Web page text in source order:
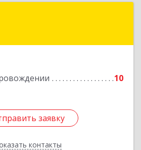
10
заявку
контакты
Подробнее
заявку
Назад